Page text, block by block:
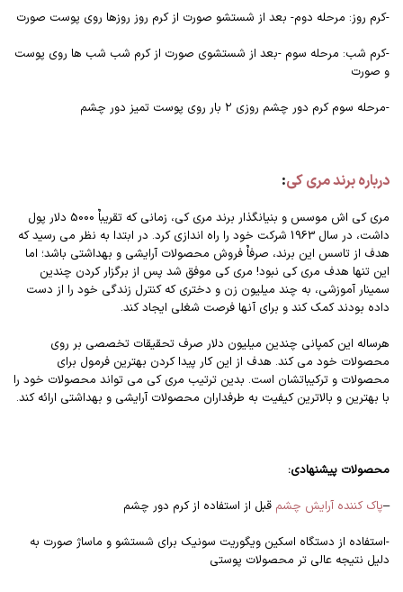
-کرم روز: مرحله دوم- بعد از شستشو صورت از کرم روز روزها روی پوست صورت
-کرم شب: مرحله سوم -بعد از شستشوی صورت از کرم شب شب ها روی پوست
و صورت
-مرحله سوم کرم دور چشم روزی ۲ بار روی پوست تمیز دور چشم
درباره برند مری کی:
مری کی اش موسس و بنیانگذار برند مری کی، زمانی که تقریباٌ 5000 دلار پول
داشت، در سال 1963 شرکت خود را راه اندازی کرد. در ابتدا به نظر می رسید که
هدف از تاسس این برند، صرفاٌ فروش محصولات آرایشی و بهداشتی باشد؛ اما
این تنها هدف مری کی نبود! مری کی موفق شد پس از برگزار کردن چندین
سمینار آموزشی، به چند میلیون زن و دختری که کنترل زندگی خود را از دست
داده بودند کمک کند و برای آنها فرصت شغلی ایجاد کند.
هرساله این کمپانی چندین میلیون دلار صرف تحقیقات تخصصی بر روی
محصولات خود می کند. هدف از این کار پیدا کردن بهترین فرمول برای
محصولات و ترکیباتشان است. بدین ترتیب مری کی می تواند محصولات خود را
با بهترین و بالاترین کیفیت به طرفداران محصولات آرایشی و بهداشتی ارائه کند.
محصولات پیشنهادی:
–پاک کننده آرایش چشم قبل از استفاده از کرم دور چشم
-استفاده از دستگاه اسکین ویگوریت سونیک برای شستشو و ماساژ صورت به
دلیل نتیجه عالی تر محصولات پوستی